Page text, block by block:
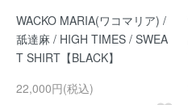
WACKO MARIA(ワコマリア) /
舐達麻 / HIGH TIMES / SWEA
T SHIRT【BLACK】
22,000円(税込)